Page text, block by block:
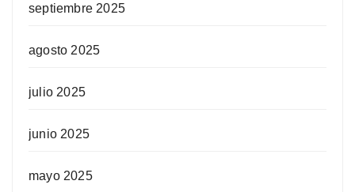
septiembre 2025
agosto 2025
julio 2025
junio 2025
mayo 2025